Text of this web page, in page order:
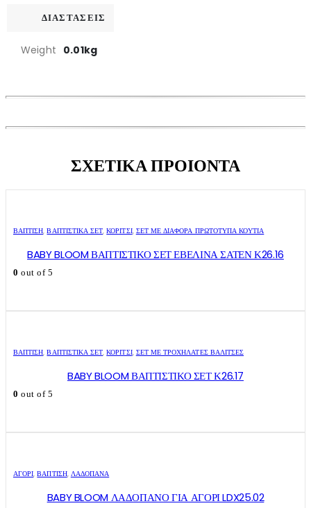
ΔΙΑΣΤΑΣΕΙΣ
Weight 0.01kg
ΣΧΕΤΙΚΑ ΠΡΟΙΟΝΤΑ
ΒΑΠΤΙΣΗ,ΒΑΠΤΙΣΤΙΚΆ ΣΕΤ,ΚΟΡΊΤΣΙ, ΣΕΤ ΜΕ ΔΙΆΦΟΡΑ ΠΡΩΤΌΤΥΠΑ ΚΟΥΤΙΆ
BABY BLOOM ΒΑΠΤΙΣΤΙΚΟ ΣΕΤ ΕΒΕΛΙΝΑ ΣΑΤΕΝ Κ26.16
0 out of 5
ΒΑΠΤΙΣΗ,ΒΑΠΤΙΣΤΙΚΆ ΣΕΤ,ΚΟΡΊΤΣΙ, ΣΕΤ ΜΕ ΤΡΟΧΉΛΑΤΕΣ ΒΑΛΊΤΣΕΣ
BABY BLOOM ΒΑΠΤΙΣΤΙΚΟ ΣΕΤ Κ26.17
0 out of 5
ΑΓΌΡΙ,ΒΑΠΤΙΣΗ, ΛΑΔΌΠΑΝΑ
BABY BLOOM ΛΑΔΟΠΑΝΟ ΓΙΑ ΑΓΟΡΙ LDX25.02